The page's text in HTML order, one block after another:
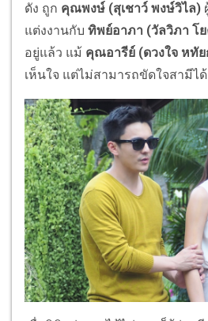
ดัง ถูก คุณพงษ์ (สุเชาว์ พงษ์วิไล)
แต่งงานกับ ทิพย์อาภา (วัลวิภา โ
อยู่แล้ว แม้ คุณอารีย์ (ดวงใจ หทั
เห็นใจ แต่ไม่สามารถขัดใจสามีได้